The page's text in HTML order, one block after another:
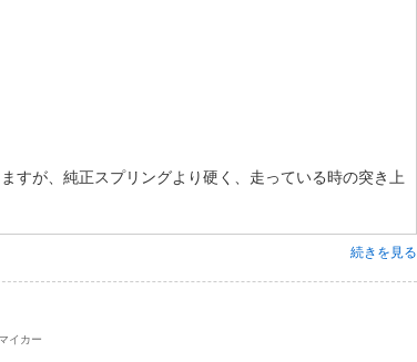
すが、純正スプリングより硬く、走っている時の突き上
続きを見る
イカー